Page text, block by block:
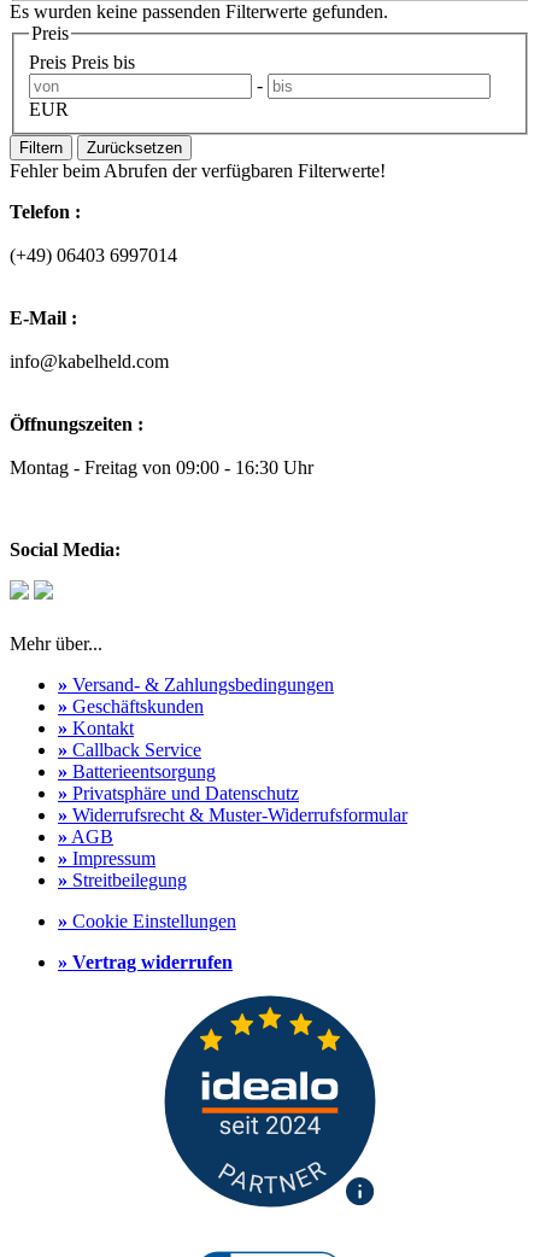
Es wurden keine passenden Filterwerte gefunden.
Preis
Preis Preis bis
-
EUR
Filtern Zurücksetzen
Fehler beim Abrufen der verfügbaren Filterwerte!
Telefon :
(+49) 06403 6997014
E-Mail :
info@kabelheld.com
Öffnungszeiten :
Montag - Freitag von 09:00 - 16:30 Uhr
Social Media:
Mehr über...
» Versand- & Zahlungsbedingungen
» Geschäftskunden
» Kontakt
» Callback Service
» Batterieentsorgung
» Privatsphäre und Datenschutz
» Widerrufsrecht & Muster-Widerrufsformular
» AGB
» Impressum
» Streitbeilegung
» Cookie Einstellungen
» Vertrag widerrufen